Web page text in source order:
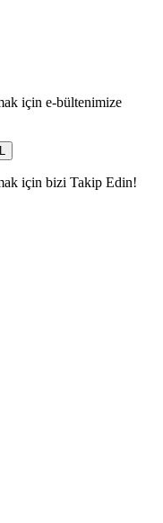
için e-bültenimize
için bizi Takip Edin!